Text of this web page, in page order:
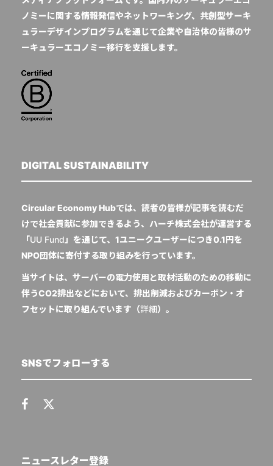
ノミーに関する情報発信やネットワーキング、共創型サーキ
ュラーデザインプログラムを通じて企業や自治体の皆様のサ
ーキュラーエコノミー移行を支援します。
DIGITAL SUSTAINABILITY
Circular Economy Hubでは、読者の皆様が記事を読むだ
けで社会貢献に参加できるよう、ハーチ株式会社が運営する
「UU Fund 」を通じて、1ユニークユーザーにつき0.1円を
NPO団体に寄付する取り組みを行っています。
当サイトは、サーバーの電力使用と取材活動のための移動に
伴うCO2排出などにおいて、排出削減およびカーボン・オ
フセットに取り組んでいます（詳細）。
SNSでフォローする
ニュースレター登録